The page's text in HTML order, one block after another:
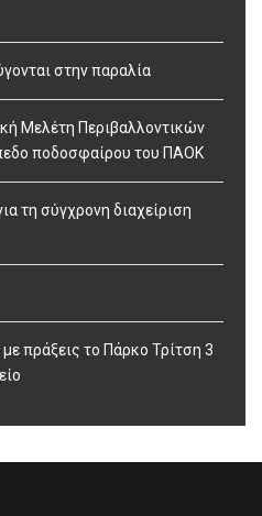
στην παραλία
Μελέτη Περιβαλλοντικών
ποδοσφαίρου του ΠΑΟΚ
τη σύγχρονη διαχείριση
πράξεις το Πάρκο Τρίτση 3